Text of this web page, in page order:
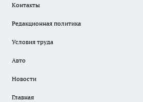
Контакты
Редакционная политика
Условия труда
Авто
Новости
Главная